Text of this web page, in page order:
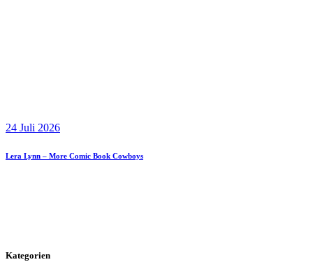
24 Juli 2026
Lera Lynn – More Comic Book Cowboys
Kategorien